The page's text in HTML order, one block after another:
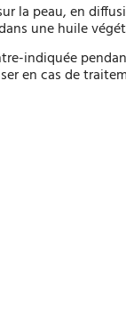
la peau, en
une huile
indiquée
en cas de